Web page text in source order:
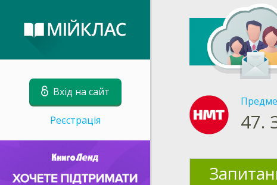
Вхід на сайт
Реєстрація 47.